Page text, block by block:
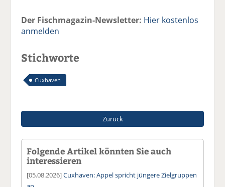
Der Fischmagazin-Newsletter: Hier kostenlos
anmelden
Stichworte
Cuxhaven
Zurück
Folgende Artikel könnten Sie auch
interessieren
[05.08.2026]Cuxhaven: Appel spricht jüngere Zielgruppen